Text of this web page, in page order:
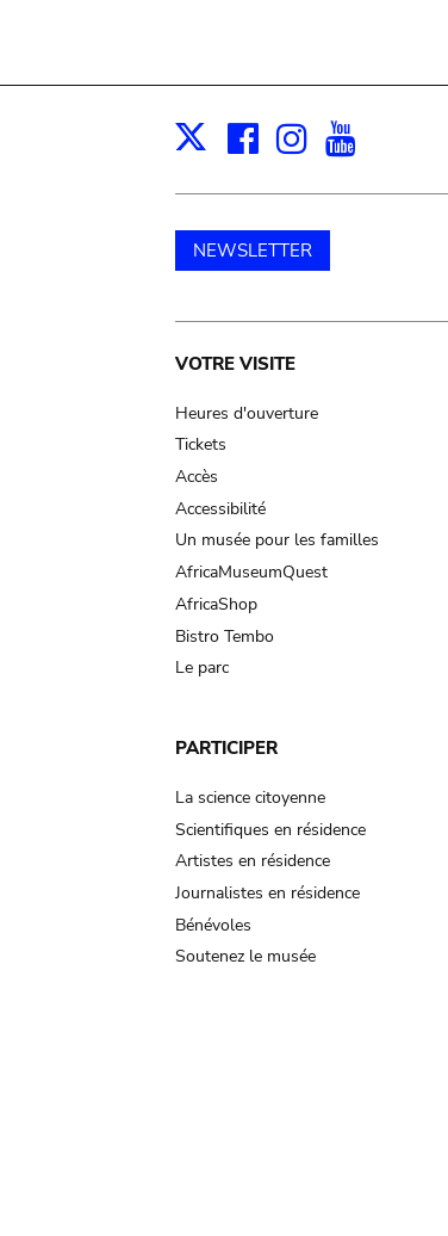
X Facebook
Instagram
NEWSLETTER
Main
navigation
VOTRE VISITE
Heures d'ouverture
Tickets
Accès
Accessibilité
Un musée pour les familles
AfricaMuseumQuest
AfricaShop
Bistro Tembo
Le parc
PARTICIPER
La science citoyenne
Scientifiques en résidence
Artistes en résidence
Journalistes en résidence
Bénévoles
Soutenez le musée